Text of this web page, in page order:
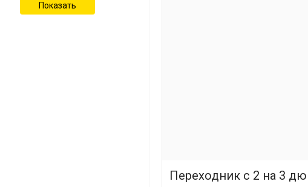
Переходник с 2 на 3